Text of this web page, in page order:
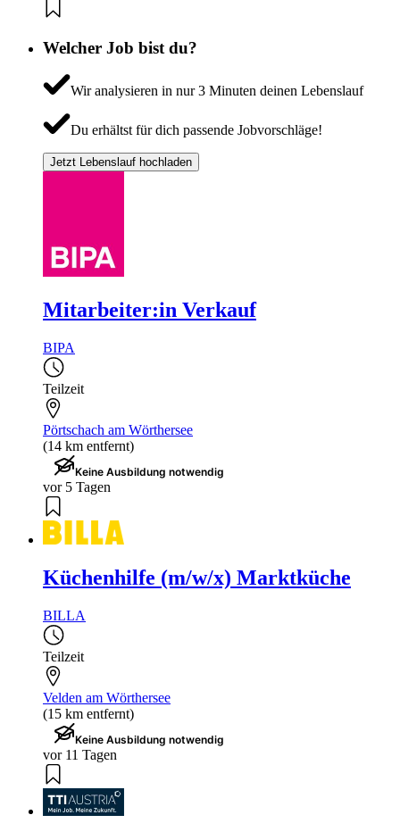
Welcher Job bist du?
Wir analysieren in nur 3 Minuten deinen Lebenslauf
Du erhältst für dich passende Jobvorschläge!
Jetzt Lebenslauf hochladen
Mitarbeiter:in Verkauf
BIPA
Teilzeit
Pörtschach am Wörthersee
(14 km entfernt)
Keine Ausbildung notwendig
vor 5 Tagen
Küchenhilfe (m/w/x) Marktküche
BILLA
Teilzeit
Velden am Wörthersee
(15 km entfernt)
Keine Ausbildung notwendig
vor 11 Tagen